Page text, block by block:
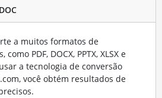
a muitos formatos de
PDF, DOCX, PPTX, XLSX e
a tecnologia de conversão
você obtém resultados de